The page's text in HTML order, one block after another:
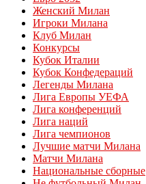
Женский Милан
Игроки Милана
Клуб Милан
Конкурсы
Кубок Италии
Кубок Конфедераций
Легенды Милана
Лига Европы УЕФА
Лига конференций
Лига наций
Лига чемпионов
Лучшие матчи Милана
Матчи Милана
Национальные сборные